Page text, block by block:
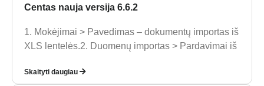
Centas nauja versija 6.6.2
1. Mokėjimai > Pavedimas – dokumentų importas iš
XLS lentelės.2. Duomenų importas > Pardavimai iš
Skaityti daugiau